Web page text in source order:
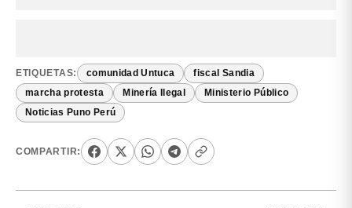
ETIQUETAS: comunidad Untuca fiscal Sandia
marcha protesta Minería Ilegal Ministerio Público
Noticias Puno Perú
COMPARTIR: